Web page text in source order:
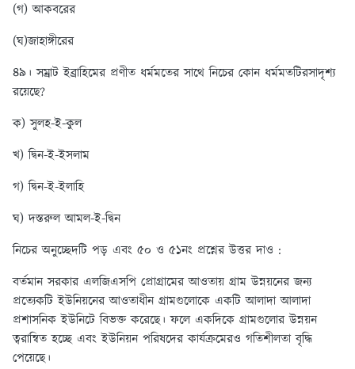
(গ) আকবরের
(ঘ)জাহাঙ্গীরের
৪৯। সম্রাট ইব্রাহিমের প্রণীত ধর্মমতের সাথে নিচের কোন ধর্মমতটিরসাদৃশ্য
রয়েছে?
ক) সুলহ-ই-কুল
খ) দ্বিন-ই-ইসলাম
গ) দ্বিন-ই-ইলাহি
ঘ) দস্তরুল আমল-ই-দ্বিন
নিচের অনুচ্ছেদটি পড় এবং ৫০ ও ৫১নং প্রশ্নের উত্তর দাও :
বর্তমান সরকার এলজিএসপি প্রোগ্রামের আওতায় গ্রাম উন্নয়নের জন্য
প্রত্যেকটি ইউনিয়নের আওতাধীন গ্রামগুলোকে একটি আলাদা আলাদা
প্রশাসনিক ইউনিটে বিভক্ত করেছে। ফলে একদিকে গ্রামগুলোর উন্নয়ন
ত্বরান্বিত হচ্ছে এবং ইউনিয়ন পরিষদের কার্যক্রমেরও গতিশীলতা বৃদ্ধি
পেয়েছে।